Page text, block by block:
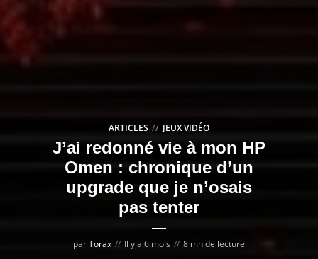
ARTICLES JEUX VIDÉO
J’ai redonné vie à mon HP
Omen : chronique d’un
upgrade que je n’osais
pas tenter
parTorax Il y a 6 mois 8 mn de lecture